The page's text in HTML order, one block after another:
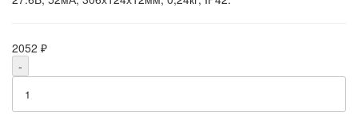
2052 ₽
-